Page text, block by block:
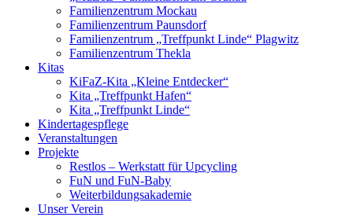
Familienzentrum Mockau
Familienzentrum Paunsdorf
Familienzentrum „Treffpunkt Linde“ Plagwitz
Familienzentrum Thekla
Kitas
KiFaZ-Kita „Kleine Entdecker“
Kita „Treffpunkt Hafen“
Kita „Treffpunkt Linde“
Kindertagespflege
Veranstaltungen
Projekte
Restlos – Werkstatt für Upcycling
FuN und FuN-Baby
Weiterbildungsakademie
Unser Verein